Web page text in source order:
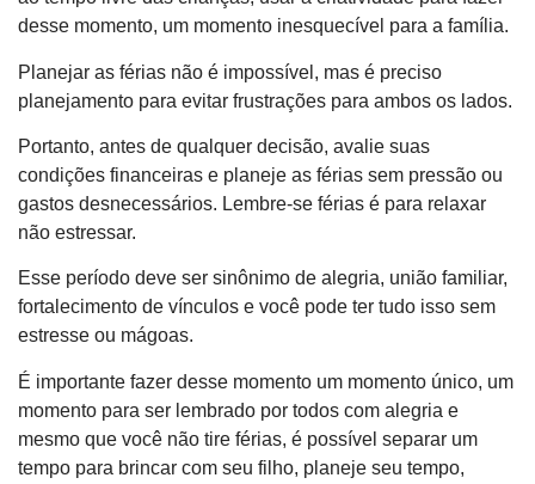
desse momento, um momento inesquecível para a família.
Planejar as férias não é impossível, mas é preciso
planejamento para evitar frustrações para ambos os lados.
Portanto, antes de qualquer decisão, avalie suas
condições financeiras e planeje as férias sem pressão ou
gastos desnecessários. Lembre-se férias é para relaxar
não estressar.
Esse período deve ser sinônimo de alegria, união familiar,
fortalecimento de vínculos e você pode ter tudo isso sem
estresse ou mágoas.
É importante fazer desse momento um momento único, um
momento para ser lembrado por todos com alegria e
mesmo que você não tire férias, é possível separar um
tempo para brincar com seu filho, planeje seu tempo,